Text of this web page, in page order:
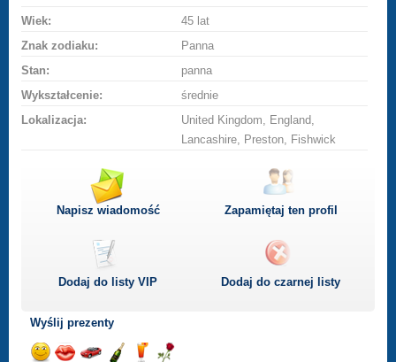
Wiek:
45 lat
Znak zodiaku:
Panna
Stan:
panna
Wykształcenie:
średnie
Lokalizacja:
United Kingdom, England,
Lancashire, Preston, Fishwick
Napisz wiadomość Zapamiętaj ten profil
Dodaj do listyVIP Dodaj do czarnej listy
Wyślij prezenty